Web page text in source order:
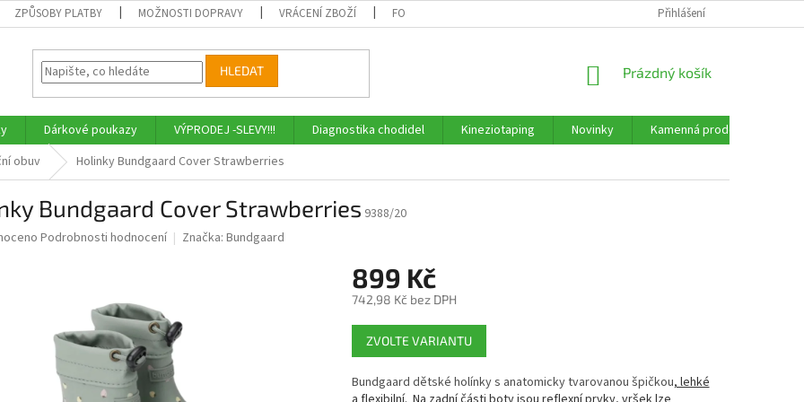
ZPŮSOBY PLATBY MOŽNOSTI DOPRAVY VRÁCENÍ ZBOŽÍ FORMULÁŘE KE STAŽENÍ PODMÍNKY OCHRANY
Přihlášení
HLEDAT
NÁKUPNÍ
Prázdný košík
Dárkové poukazy VÝPRODEJ -SLEVY!!! Diagnostika chodidel Kineziotaping Novinky Kamenná prodejna
obuv Holinky Bundgaard Cover Strawberries
Bundgaard Cover Strawberries 9388/20
Podrobnosti hodnocení Značka: Bundgaard
899 Kč
742,98 Kč bez DPH
Měrná
cena:
ZVOLTE VARIANTU
Bundgaard dětské holínky s anatomicky tvarovanou špičkou, lehké